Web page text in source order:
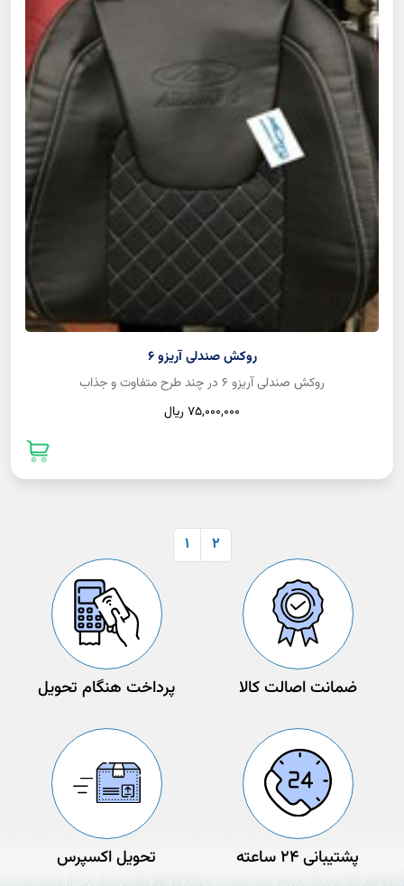
روکش صندلی آریزو 6
روکش صندلی آریزو 6 در چند طرح متفاوت و جذاب
75,000,000 ريال
1 2
ضمانت اصالت کالا پرداخت هنگام تحویل
پشتیبانی 24 ساعته تحویل اکسپرس